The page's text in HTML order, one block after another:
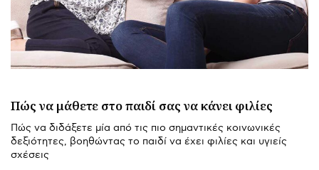
Πώς να μάθετε στο παιδί σας να κάνει φιλίες
Πώς να διδάξετε μία από τις πιο σημαντικές κοινωνικές
δεξιότητες, βοηθώντας το παιδί να έχει φιλίες και υγιείς
σχέσεις